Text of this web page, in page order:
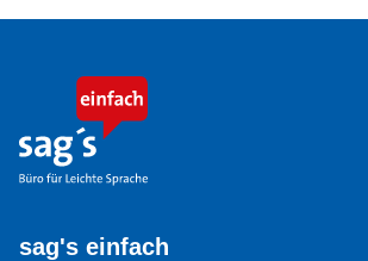
sag's einfach